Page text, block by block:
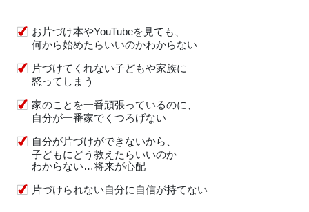
お片づけ本やYouTubeを見ても、
何から始めたらいいのかわからない
片づけてくれない子どもや家族に
怒ってしまう
家のことを一番頑張っているのに、
自分が一番家でくつろげない
自分が片づけができないから、
子どもにどう教えたらいいのか
わからない…将来が心配
片づけられない自分に自信が持てない